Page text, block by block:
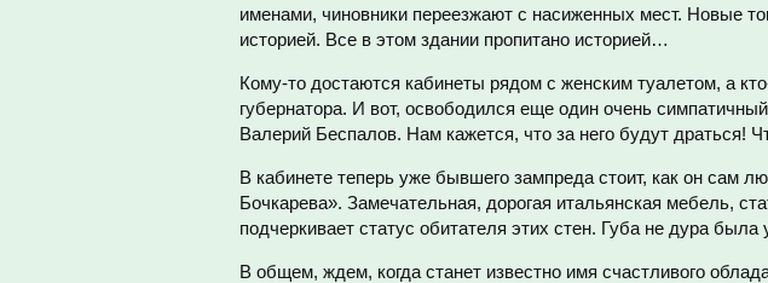
именами, чиновники переезжают с насиженных мест. Новые
историей. Все в этом здании пропитано историей…
Кому-то достаются кабинеты рядом с женским туалетом, а
губернатора. И вот, освободился еще один очень
Валерий Беспалов. Нам кажется, что за него будут драться!
В кабинете теперь уже бывшего зампреда стоит, как он сам
Бочкарева». Замечательная, дорогая итальянская мебель,
подчеркивает статус обитателя этих стен. Губа не дура
В общем, ждем, когда станет известно имя счастливого